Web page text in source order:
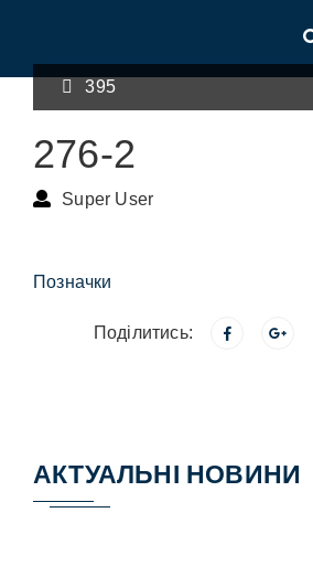
395
276-2
Super User
Позначки
Поділитись:
АКТУАЛЬНІ НОВИНИ